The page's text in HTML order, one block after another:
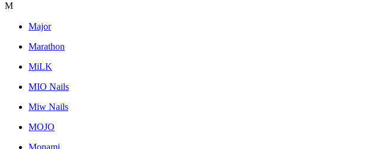
M
Major
Marathon
MiLK
MIO Nails
Miw Nails
MOJO
Monami